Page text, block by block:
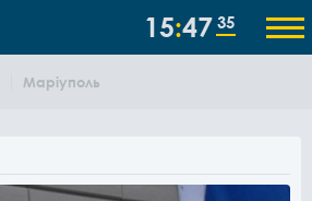
15 47 35
Маріуполь